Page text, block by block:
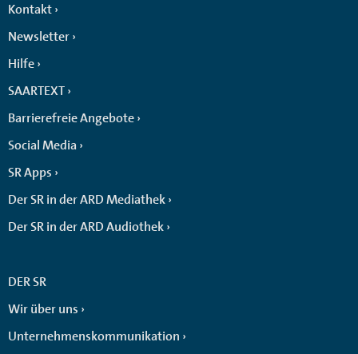
Kontakt
Newsletter
Hilfe
SAARTEXT
Barrierefreie Angebote
Social Media
SR Apps
Der SR in der ARD Mediathek
Der SR in der ARD Audiothek
DER SR
Wir über uns
Unternehmenskommunikation